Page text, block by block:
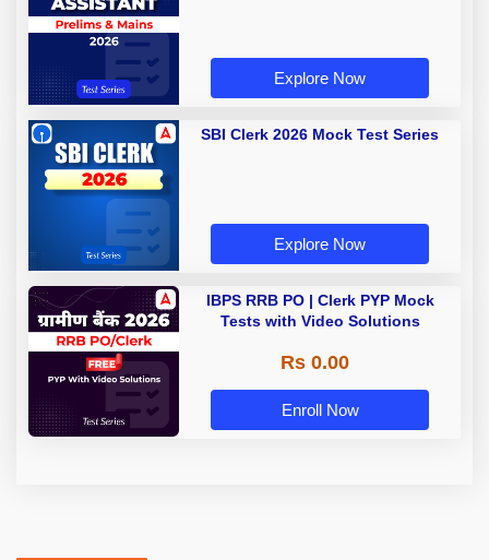
Explore Now
SBI Clerk 2026 Mock Test Series
Explore Now
IBPS RRB PO | Clerk PYP Mock
Tests with Video Solutions
Rs 0.00
Enroll Now